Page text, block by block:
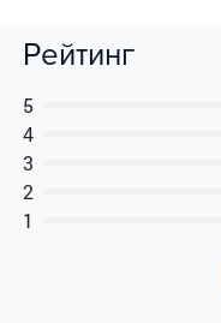
Рейтинг
5
4
3
2
1